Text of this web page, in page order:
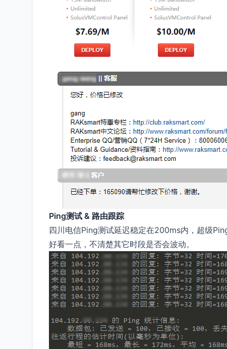
Ping测试 & 路由跟踪
四川电信Ping测试延迟稳定在200ms内，超级
好看一点，不清楚其它时段是否会波动。